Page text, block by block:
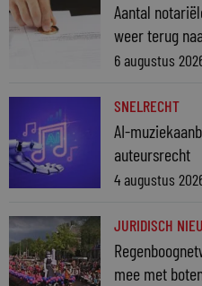
Aantal
weer terug
6 augustus
SNELRECHT
AI-
auteursrecht
4 augustus
JURIDISCH
mee met